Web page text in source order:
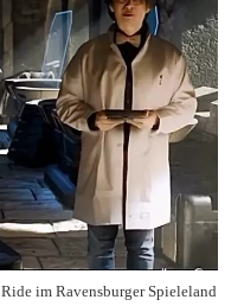
im Ravensburger Spieleland